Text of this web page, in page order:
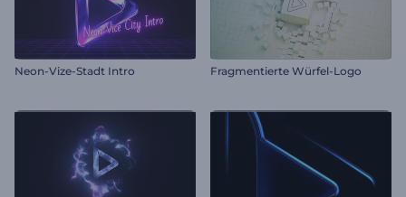
Neon-Vize-Stadt Intro Fragmentierte Würfel-Logo